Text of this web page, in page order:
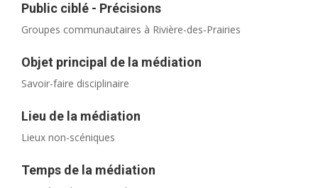
Public ciblé - Précisions
Groupes communautaires à Rivière-des-Prairies
Objet principal de la médiation
Savoir-faire disciplinaire
Lieu de la médiation
Lieux non-scéniques
Temps de la médiation